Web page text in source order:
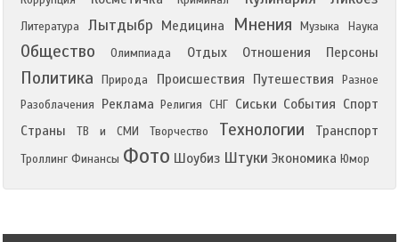
Литература Лытдыбр Медицина Мнения Музыка Наука
Общество Олимпиада Отдых Отношения Персоны
Политика Природа Происшествия Путешествия
Разное
Разоблачения
Реклама Религия СНГ Сиськи События Спорт
Страны
ТВ и СМИ Творчество Технологии Транспорт
Троллинг Финансы Фото Шоубиз Штуки Экономика Юмор